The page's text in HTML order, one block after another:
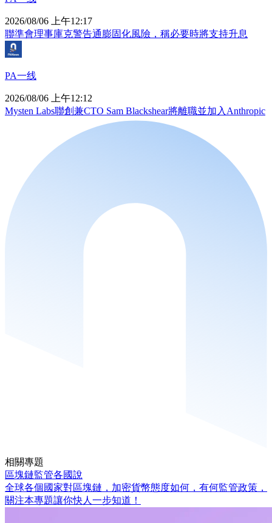
2026/08/06 上午12:17
聯準會理事庫克警告通膨固化風險，稱必要時將支持升息
PA一线
2026/08/06 上午12:12
Mysten Labs聯創兼CTO Sam Blackshear將離職並加入Anthropic
相關專題
區塊鏈監管各國說
全球各個國家對區塊鏈，加密貨幣態度如何，有何監管政策，
關注本專題讓你快人一步知道！